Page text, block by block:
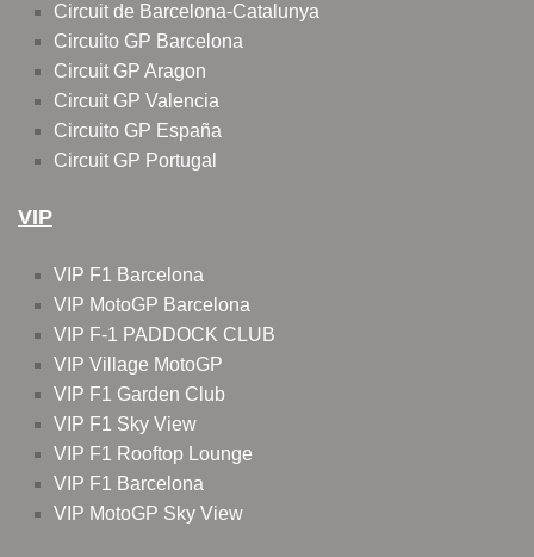
Circuit de Barcelona-Catalunya
Circuito GP Barcelona
Circuit GP Aragon
Circuit GP Valencia
Circuito GP España
Circuit GP Portugal
VIP
VIP F1 Barcelona
VIP MotoGP Barcelona
VIP F-1 PADDOCK CLUB
VIP Village MotoGP
VIP F1 Garden Club
VIP F1 Sky View
VIP F1 Rooftop Lounge
VIP F1 Barcelona
VIP MotoGP Sky View